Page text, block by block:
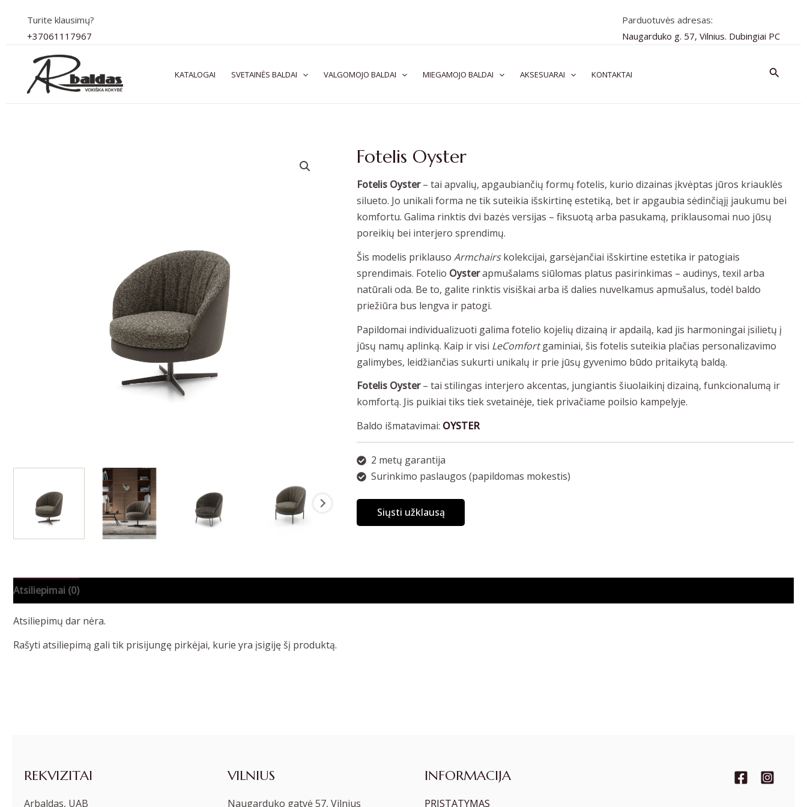
turinio
Turite klausimų?
+37061117967
Parduotuvės adresas:
Naugarduko g. 57, Vilnius. Dubingiai PC
KATALOGAI SVETAINĖS BALDAI VALGOMOJO BALDAI MIEGAMOJO BALDAI AKSESUARAI KONTAKTAI Paieška
Fotelis Oyster
Fotelis Oyster– tai apvalių, apgaubiančių formų fotelis, kurio dizainas įkvėptas jūros kriauklės
silueto. Jo unikali forma ne tik suteikia išskirtinę estetiką, bet ir apgaubia sėdinčiąjį jaukumu bei
komfortu. Galima rinktis dvi bazės versijas – fiksuotą arba pasukamą, priklausomai nuo jūsų
poreikių bei interjero sprendimų.
Šis modelis priklauso Armchairskolekcijai, garsėjančiai išskirtine estetika ir patogiais
sprendimais. Fotelio Oysterapmušalams siūlomas platus pasirinkimas – audinys, texil arba
natūrali oda. Be to, galite rinktis visiškai arba iš dalies nuvelkamus apmušalus, todėl baldo
priežiūra bus lengva ir patogi.
Papildomai individualizuoti galima fotelio kojelių dizainą ir apdailą, kad jis harmoningai įsilietų į
jūsų namų aplinką. Kaip ir visi LeComfortgaminiai, šis fotelis suteikia plačias personalizavimo
galimybes, leidžiančias sukurti unikalų ir prie jūsų gyvenimo būdo pritaikytą baldą.
Fotelis Oyster– tai stilingas interjero akcentas, jungiantis šiuolaikinį dizainą, funkcionalumą ir
komfortą. Jis puikiai tiks tiek svetainėje, tiek privačiame poilsio kampelyje.
Baldo išmatavimai: OYSTER
2 metų garantija
Surinkimo paslaugos (papildomas mokestis)
Siųsti užklausą
Atsiliepimai (0)
Atsiliepimų dar nėra.
Rašyti atsiliepimą gali tik prisijungę pirkėjai, kurie yra įsigiję šį produktą.
REKVIZITAI
Arbaldas, UAB
VILNIUS
Naugarduko gatvė 57, Vilnius
INFORMACIJA
PRISTATYMAS